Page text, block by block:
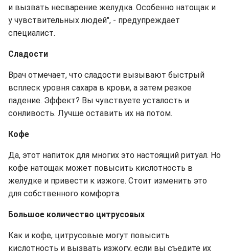
и вызвать несварение желудка. Особенно натощак и
у чувствительных людей", - предупреждает
специалист.
Сладости
Врач отмечает, что сладости вызывают быстрый
всплеск уровня сахара в крови, а затем резкое
падение. Эффект? Вы чувствуете усталость и
сонливость. Лучше оставить их на потом.
Кофе
Да, этот напиток для многих это настоящий ритуал. Но
кофе натощак может повысить кислотность в
желудке и привести к изжоге. Стоит изменить это
для собственного комфорта.
Большое количество цитрусовых
Как и кофе, цитрусовые могут повысить
кислотность и вызвать изжогу, если вы съедите их